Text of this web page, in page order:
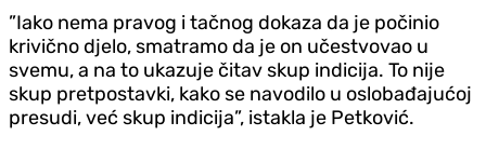
”Iako nema pravog i tačnog dokaza da je počinio
krivično djelo, smatramo da je on učestvovao u
svemu, a na to ukazuje čitav skup indicija. To nije
skup pretpostavki, kako se navodilo u oslobađajućoj
presudi, već skup indicija”, istakla je Petković.